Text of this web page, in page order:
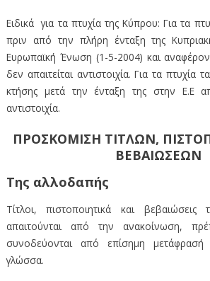
Ειδικά για τα πτυχία της Κύπρου: Για τα
πριν από την πλήρη ένταξη της
Ευρωπαϊκή Ένωση (1-5-2004) και
δεν απαιτείται αντιστοιχία. Για τα
κτήσης μετά την ένταξη της στην Ε.Ε
αντιστοιχία.
ΠΡΟΣΚΟΜΙΣΗ ΤΙΤΛΩΝ,
ΒΕΒΑΙΩΣΕΩΝ
Της αλλοδαπής
Τίτλοι, πιστοποιητικά και
απαιτούνται από την ανακοίνωση,
συνοδεύονται από επίσημη μετάφρασή
γλώσσα.